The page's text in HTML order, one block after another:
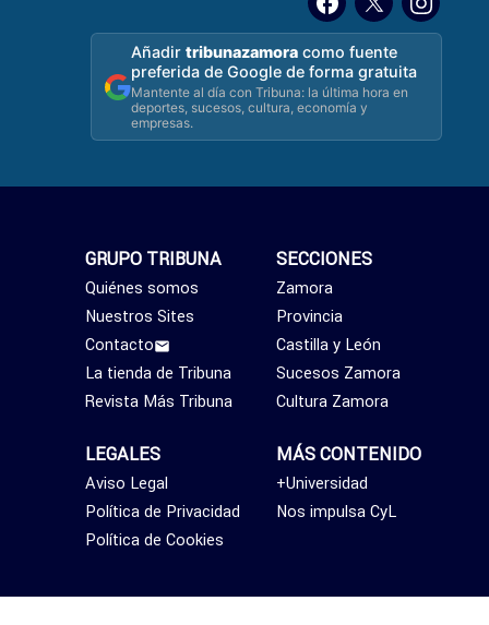
Añadirtribunazamora como fuente
preferida de Google de forma gratuita
Mantente al día con Tribuna: la última hora en
deportes, sucesos, cultura, economía y
empresas.
SECCIONES
Zamora
Provincia
Castilla y León
Sucesos Zamora
Cultura Zamora
MÁS CONTENIDO
+Universidad
Nos impulsa CyL
GRUPO TRIBUNA
Quiénes somos
Nuestros Sites
Contacto
La tienda de Tribuna
Revista Más Tribuna
LEGALES
Aviso Legal
Política de Privacidad
Política de Cookies